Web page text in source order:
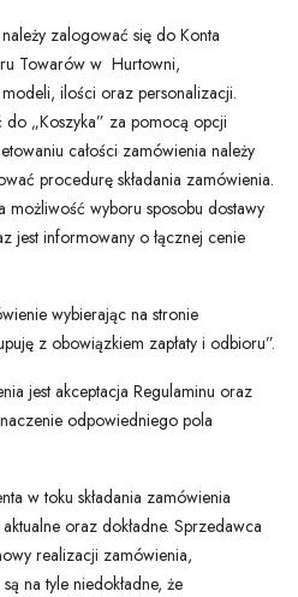
zalogować się do Konta
Towarów w Hurtowni,
ilości oraz personalizacji.
„Koszyka” za pomocą opcji
całości zamówienia należy
procedurę składania zamówienia.
możliwość wyboru sposobu dostawy
jest informowany o łącznej cenie
wybierając na stronie
z obowiązkiem zapłaty i odbioru”.
jest akceptacja Regulaminu oraz
odpowiedniego pola
w toku składania zamówienia
oraz dokładne. Sprzedawca
realizacji zamówienia,
na tyle niedokładne, że